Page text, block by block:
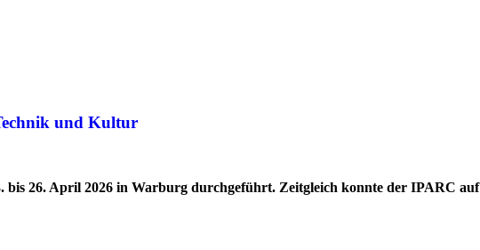
und Kultur
bis 26. April 2026 in Warburg durchgeführt. Zeitgleich konnte der IPARC auf